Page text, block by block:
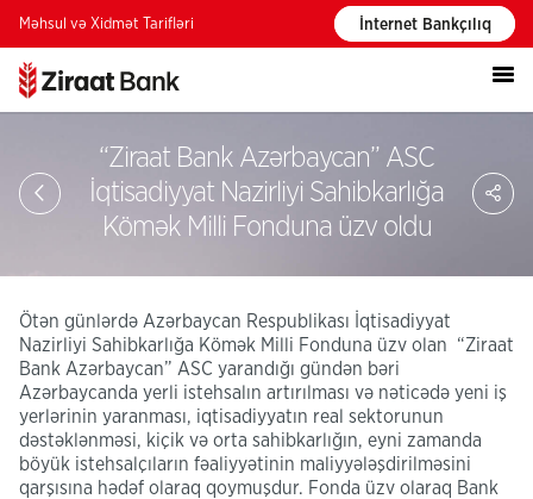
Məhsul və Xidmət Tarifləri İnternet Bankçılıq
“Ziraat Bank Azərbaycan” ASC
İqtisadiyyat Nazirliyi Sahibkarlığa
Kömək Milli Fonduna üzv oldu
Ötən günlərdə Azərbaycan Respublikası İqtisadiyyat
Nazirliyi Sahibkarlığa Kömək Milli Fonduna üzv olan “Ziraat
Bank Azərbaycan” ASC yarandığı gündən bəri
Azərbaycanda yerli istehsalın artırılması və nəticədə yeni iş
yerlərinin yaranması, iqtisadiyyatın real sektorunun
dəstəklənməsi, kiçik və orta sahibkarlığın, eyni zamanda
böyük istehsalçıların fəaliyyətinin maliyyələşdirilməsini
qarşısına hədəf olaraq qoymuşdur. Fonda üzv olaraq Bank